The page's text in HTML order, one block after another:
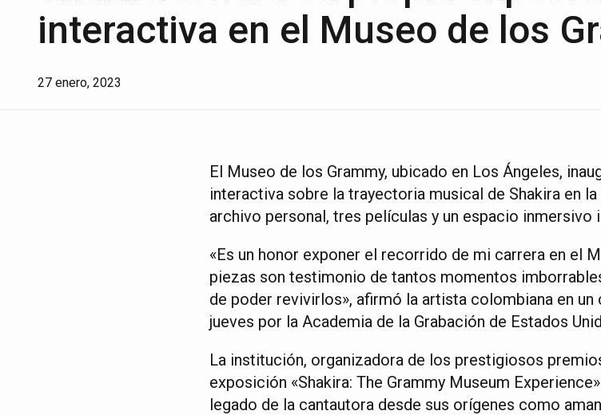
interactiva en el Museo de los
27 enero, 2023
El Museo de los Grammy, ubicado en Los Ángeles,
interactiva sobre la trayectoria musical de Shakira en
archivo personal, tres películas y un espacio inmersivo
«Es un honor exponer el recorrido de mi carrera en el
piezas son testimonio de tantos momentos
de poder revivirlos», afirmó la artista colombiana en
jueves por la Academia de la Grabación de Estados
La institución, organizadora de los prestigiosos
exposición «Shakira: The Grammy Museum
legado de la cantautora desde sus orígenes como